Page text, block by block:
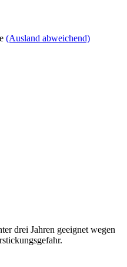
(Ausland abweichend)
drei Jahren geeignet wegen